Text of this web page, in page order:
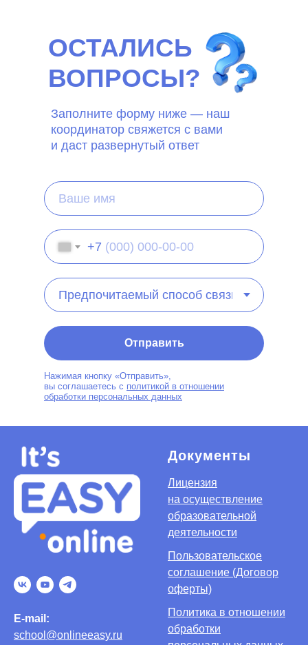
ОСТАЛИСЬ
ВОПРОСЫ?
Заполните форму ниже — наш
координатор свяжется с вами
и даст развернутый ответ
+7
Отправить
Нажимая кнопку «Отправить»,
вы соглашаетесь с политикой в отношении
обработки персональных данных
E-mail :
school@onlineeasy.ru
Документы
Лицензия
на осуществление
образовательной
деятельности
Пользовательское
соглашение (Договор
оферты)
Политика в отношении
обработки